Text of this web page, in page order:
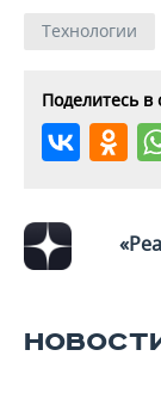
ФИГУРНОЕ
ВОДНЫЕ
ХОККЕЙ С
МЕДИЦИНА
Технологии
Поделитесь в